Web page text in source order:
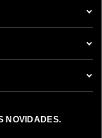
NOVIDADES.